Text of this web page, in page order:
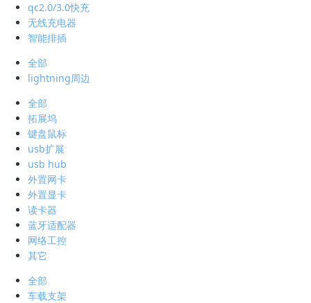
qc2.0/3.0快充
无线充电器
智能排插
全部
lightning周边
全部
拓展坞
键盘鼠标
usb扩展
usb hub
外置网卡
外置显卡
读卡器
蓝牙适配器
网络工控
其它
全部
车载支架